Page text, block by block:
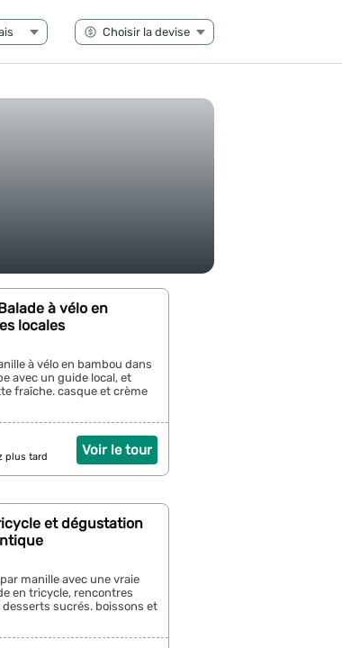
à vélo en
locales
à vélo en bambou dans
avec un guide local, et
fraîche. casque et crème
Voir le tour
plus tard
et dégustation
manille avec une vraie
en tricycle, rencontres
sucrés. boissons et